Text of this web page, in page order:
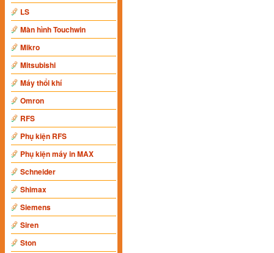
LS
Màn hình Touchwin
Mikro
Mitsubishi
Máy thổi khí
Omron
RFS
Phụ kiện RFS
Phụ kiện máy in MAX
Schneider
Shimax
Siemens
Siren
Ston